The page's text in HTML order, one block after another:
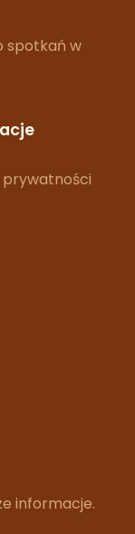
spotkań w
prywatności
informacje.